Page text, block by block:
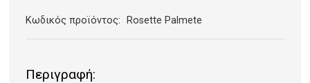
Κωδικός προϊόντος: Rosette Palmete
Περιγραφή: